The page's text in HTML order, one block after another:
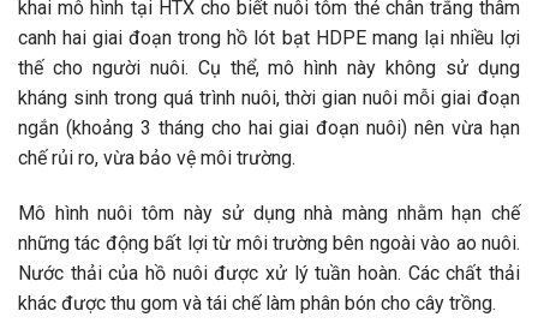
khai mô hình tại HTX cho biết nuôi tôm thẻ chân trắng thâm
canh hai giai đoạn trong hồ lót bạt HDPE mang lại nhiều lợi
thế cho người nuôi. Cụ thể, mô hình này không sử dụng
kháng sinh trong quá trình nuôi, thời gian nuôi mỗi giai đoạn
ngắn (khoảng 3 tháng cho hai giai đoạn nuôi) nên vừa hạn
chế rủi ro, vừa bảo vệ môi trường.
Mô hình nuôi tôm này sử dụng nhà màng nhằm hạn chế
những tác động bất lợi từ môi trường bên ngoài vào ao nuôi.
Nước thải của hồ nuôi được xử lý tuần hoàn. Các chất thải
khác được thu gom và tái chế làm phân bón cho cây trồng.